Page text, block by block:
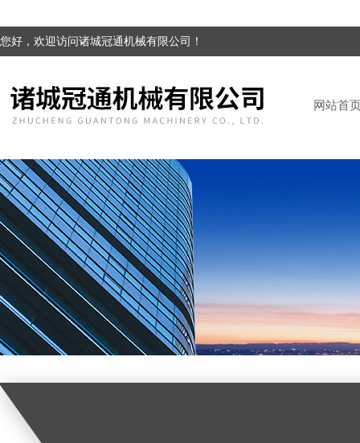
您好，欢迎访问诸城冠通机械有限公司！
网站首